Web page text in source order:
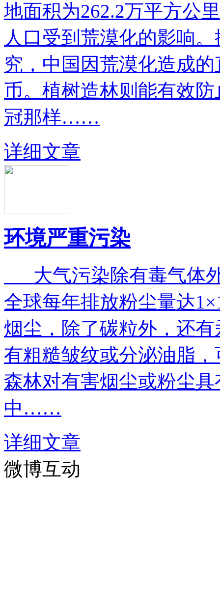
地面积为262.2万平方公
人口受到荒漠化的影响
究，中国因荒漠化造成
币。植树造林则能有效
冠那样……
详细文章
环境严重污染
大气污染除有毒气体
全球每年排放粉尘量达
烟尘，除了碳粒外，还
有粗糙皱纹或分泌油脂
森林对有害烟尘或粉尘
中……
详细文章
微博互动